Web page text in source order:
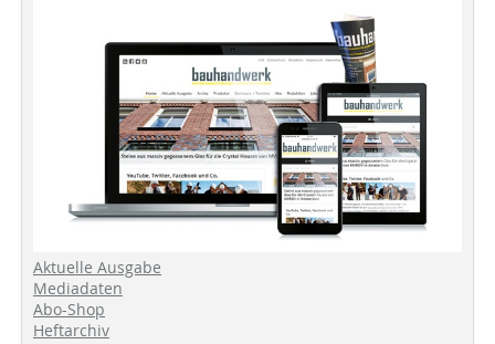
Aktuelle Ausgabe
Mediadaten
Abo-Shop
Heftarchiv